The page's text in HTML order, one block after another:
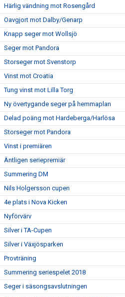
Härlig vändning mot Rosengård
Oavgjort mot Dalby/Genarp
Knapp seger mot Wollsjö
Seger mot Pandora
Storseger mot Svenstorp
Vinst mot Croatia
Tung vinst mot Lilla Torg
Ny övertygande seger på hemmaplan
Delad poäng mot Hardeberga/Harlösa
Storseger mot Pandora
Vinst i premiären
Äntligen seriepremiär
Summering DM
Nils Holgersson cupen
4e plats i Nova Kicken
Nyförvärv
Silver i TA-Cupen
Silver i Växjösparken
Provträning
Summering seriespelet 2018
Seger i säsongsavslutningen